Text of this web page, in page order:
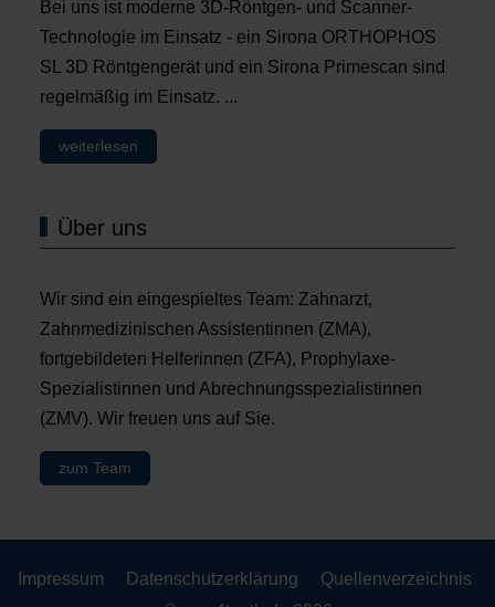
Bei uns ist moderne 3D-Röntgen- und Scanner-
Technologie im Einsatz - ein Sirona ORTHOPHOS
SL 3D Röntgengerät und ein Sirona Primescan sind
regelmäßig im Einsatz. ...
weiterlesen
Über uns
Wir sind ein eingespieltes Team: Zahnarzt,
Zahnmedizinischen Assistentinnen (ZMA),
fortgebildeten Helferinnen (ZFA), Prophylaxe-
Spezialistinnen und Abrechnungsspezialistinnen
(ZMV). Wir freuen uns auf Sie.
zum Team
Impressum Datenschutzerklärung
Quellenverzeichnis